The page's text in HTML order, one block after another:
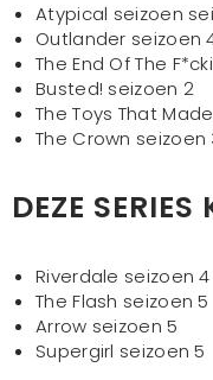
Atypical seizoen
Outlander seizoen
The End Of The
Busted! seizoen 2
The Toys That
The Crown seizoen
DEZE
Riverdale seizoen 4
The Flash seizoen 5
Arrow seizoen 5
Supergirl seizoen 5